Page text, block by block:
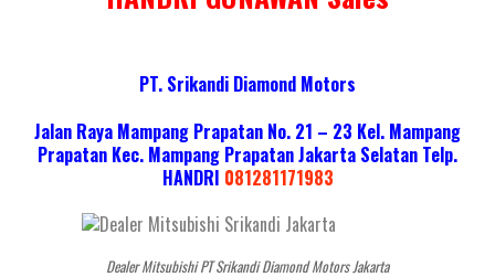
PT. Srikandi Diamond Motors
Jalan Raya Mampang Prapatan No. 21 – 23 Kel. Mampang
Prapatan Kec. Mampang Prapatan Jakarta Selatan Telp.
HANDRI 081281171983
Dealer Mitsubishi PT Srikandi Diamond Motors Jakarta